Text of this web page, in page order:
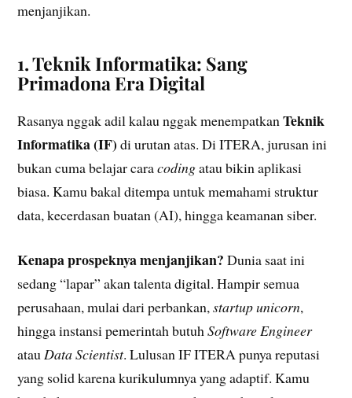
menjanjikan.
1. Teknik Informatika: Sang
Primadona Era Digital
Rasanya nggak adil kalau nggak menempatkanTeknik
Informatika (IF) di urutan atas. Di ITERA, jurusan ini
bukan cuma belajar caracodingatau bikin aplikasi
biasa. Kamu bakal ditempa untuk memahami struktur
data, kecerdasan buatan (AI), hingga keamanan siber.
Kenapa prospeknya menjanjikan? Dunia saat ini
sedang “lapar” akan talenta digital. Hampir semua
perusahaan, mulai dari perbankan,startup unicorn,
hingga instansi pemerintah butuhSoftware Engineer
atauData Scientist. Lulusan IF ITERA punya reputasi
yang solid karena kurikulumnya yang adaptif. Kamu